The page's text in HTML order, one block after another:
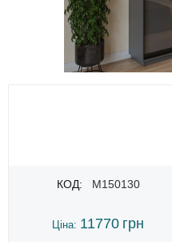
КОД: M150130
Ціна: 11770 грн